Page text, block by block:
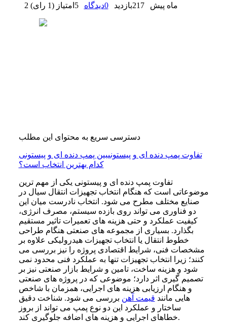
2 ماه پیش 217بازدید 0دیدگاه 5 امتیاز (1 رای )
دسترسی سریع به محتوای این مطلب
تفاوت پمپ دنده ای و پیستونیبین پمپ دنده ای و پیستونی
کدام بهترین انتخاب است؟
تفاوت پمپ دنده ای و پیستونی یکی از مهم ترین
موضوعاتی است که هنگام انتخاب تجهیزات انتقال سیال در
صنایع مختلف مطرح می شود. انتخاب نادرست میان این
دو فناوری می تواند روی بازده سیستم، مصرف انرژی،
کیفیت عملکرد و حتی هزینه های تعمیرات تاثیر مستقیم
بگذارد. بسیاری از مجموعه های صنعتی هنگام طراحی
خطوط انتقال یا انتخاب تجهیزات هیدرولیکی علاوه بر
مشخصات فنی، شرایط اقتصادی پروژه را نیز بررسی می
کنند؛ زیرا انتخاب تجهیزات تنها به عملکرد فنی محدود نمی
شود و هزینه ساخت، تامین و شرایط بازار صنعتی نیز بر
تصمیم گیری اثر دارد؛ موضوعی که در پروژه های صنعتی
و هنگام ارزیابی هزینه های اجرایی، همزمان با شاخص
هایی مانند قیمت آهن بررسی می شود. شناخت دقیق
ساختار و عملکرد این دو نوع پمپ می تواند از بروز
خطاهای اجرایی و هزینه های اضافه جلوگیری کند.